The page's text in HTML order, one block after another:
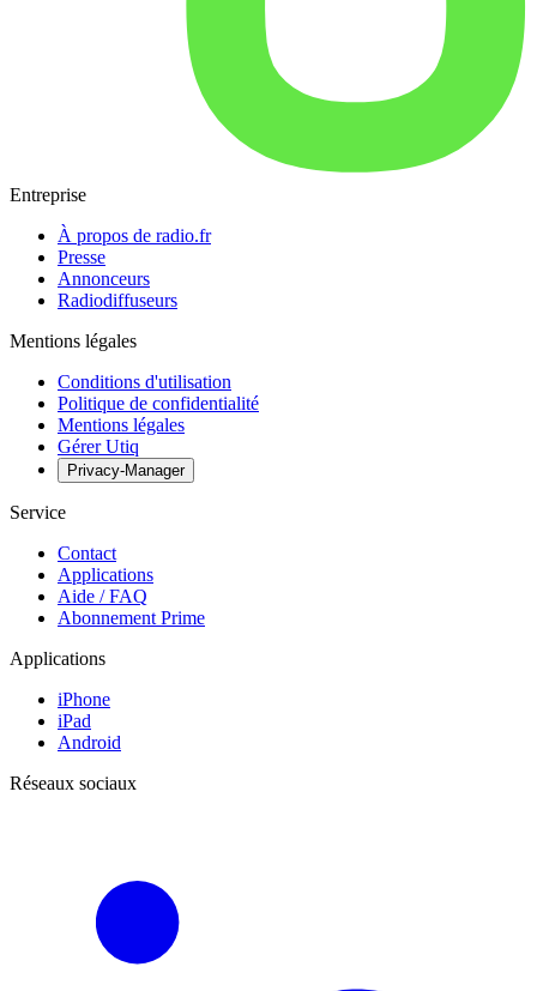
Entreprise
À propos de radio.fr
Presse
Annonceurs
Radiodiffuseurs
Mentions légales
Conditions d'utilisation
Politique de confidentialité
Mentions légales
Gérer Utiq
Privacy-Manager
Service
Contact
Applications
Aide / FAQ
Abonnement Prime
Applications
iPhone
iPad
Android
Réseaux sociaux